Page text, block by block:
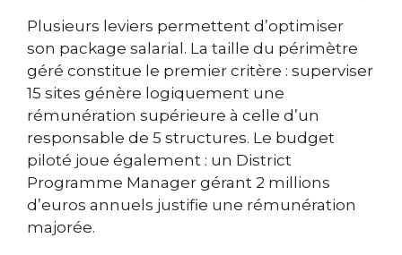
Plusieurs leviers permettent d’optimiser
son package salarial. La taille du périmètre
géré constitue le premier critère : superviser
15 sites génère logiquement une
rémunération supérieure à celle d’un
responsable de 5 structures. Le budget
piloté joue également : un District
Programme Manager gérant 2 millions
d’euros annuels justifie une rémunération
majorée.